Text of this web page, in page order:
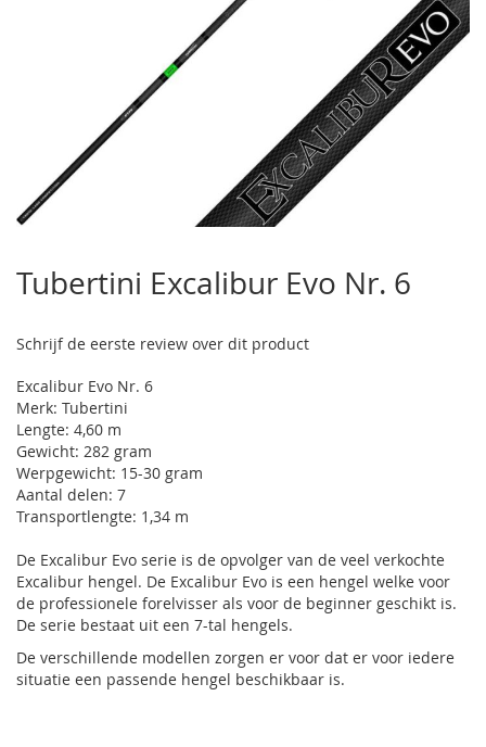
het
begin
de
gallerij
Tubertini Excalibur Evo Nr. 6
Schrijf de eerste review over dit product
Excalibur Evo Nr. 6
Merk: Tubertini
Lengte: 4,60 m
Gewicht: 282 gram
Werpgewicht: 15-30 gram
Aantal delen: 7
Transportlengte: 1,34 m
De Excalibur Evo serie is de opvolger van de veel verkochte
Excalibur hengel. De Excalibur Evo is een hengel welke voor
de professionele forelvisser als voor de beginner geschikt is.
De serie bestaat uit een 7-tal hengels.
De verschillende modellen zorgen er voor dat er voor iedere
situatie een passende hengel beschikbaar is.